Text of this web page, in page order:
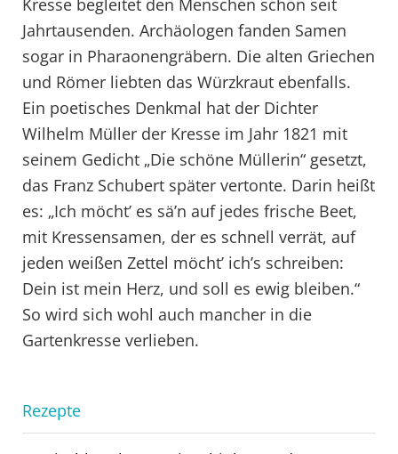
Jahrtausenden. Archäologen fanden Samen
sogar in Pharaonengräbern. Die alten Griechen
und Römer liebten das Würzkraut ebenfalls.
Ein poetisches Denkmal hat der Dichter
Wilhelm Müller der Kresse im Jahr 1821 mit
seinem Gedicht „Die schöne Müllerin“ gesetzt,
das Franz Schubert später vertonte. Darin heißt
es: „Ich möcht’ es sä’n auf jedes frische Beet,
mit Kressensamen, der es schnell verrät, auf
jeden weißen Zettel möcht’ ich’s schreiben:
Dein ist mein Herz, und soll es ewig bleiben.“
So wird sich wohl auch mancher in die
Gartenkresse verlieben.
Rezepte